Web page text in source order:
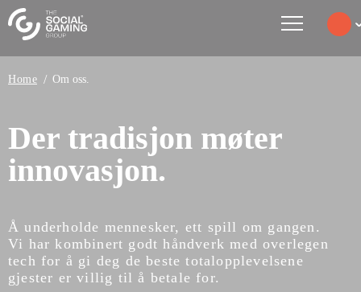
Home Om oss.
Der tradisjon møter
innovasjon.
Å underholde mennesker, ett spill om gangen.
Vi har kombinert godt håndverk med overlegen
tech for å gi deg de beste totalopplevelsene
gjester er villig til å betale for.